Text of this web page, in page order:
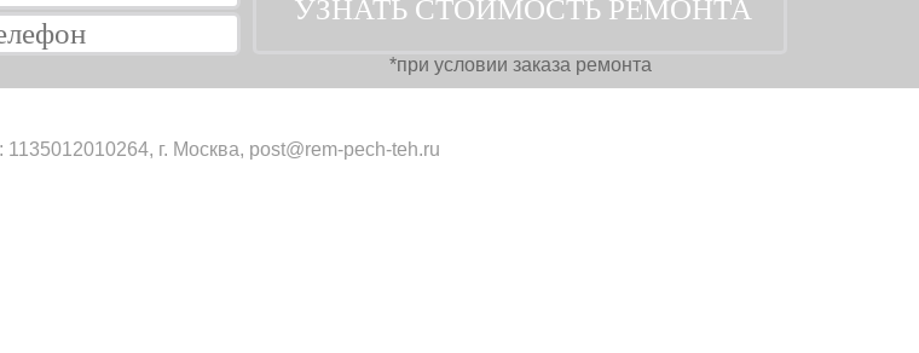
*при условии заказа ремонта
г. Москва, post@rem-pech-teh.ru